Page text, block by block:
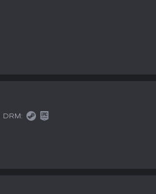
DRM: